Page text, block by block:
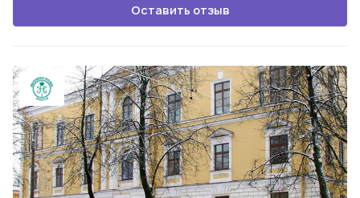
Оставить отзыв